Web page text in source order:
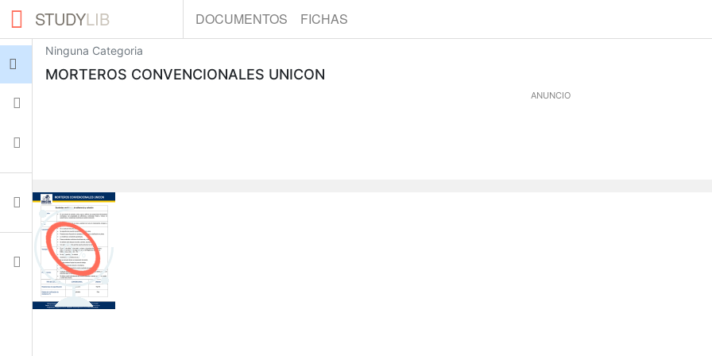
STUDYLIB DOCUMENTOS FICHAS
Documentos
Ajustes
Ninguna Categoria
MORTEROS CONVENCIONALES UNICON
ANUNCIO
0